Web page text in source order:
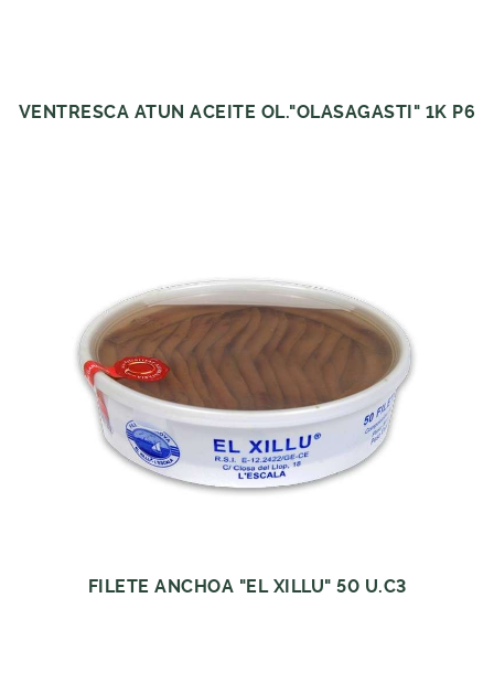
VENTRESCA ATUN ACEITE OL."OLASAGASTI" 1K P6
FILETE ANCHOA "EL XILLU" 50 U.C3